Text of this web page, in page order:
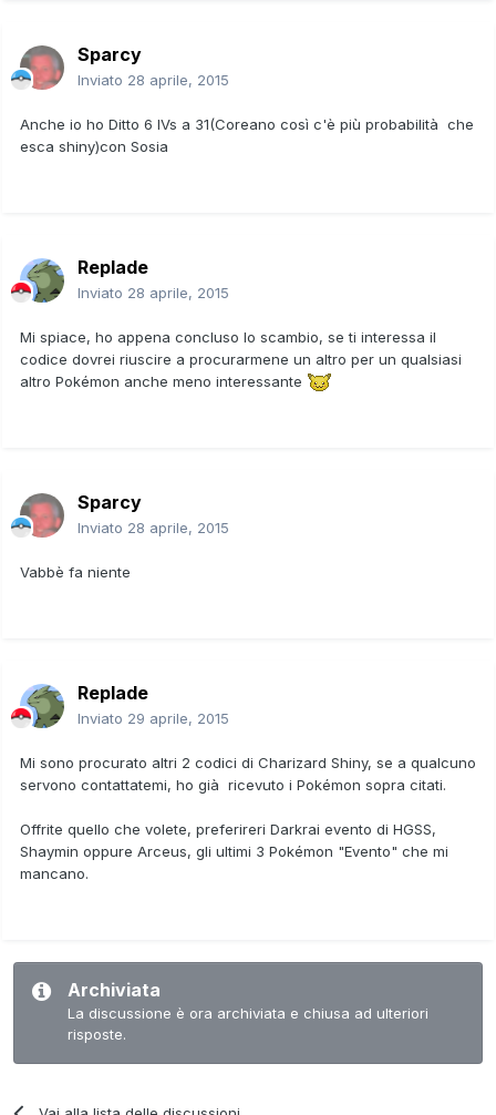
Sparcy
Inviato 28 aprile, 2015
Anche io ho Ditto 6 IVs a 31(Coreano così c'è più probabilità che
esca shiny)con Sosia
Replade
Inviato 28 aprile, 2015
Mi spiace, ho appena concluso lo scambio, se ti interessa il
codice dovrei riuscire a procurarmene un altro per un qualsiasi
altro Pokémon anche meno interessante
Sparcy
Inviato 28 aprile, 2015
Vabbè fa niente
Replade
Inviato 29 aprile, 2015
Mi sono procurato altri 2 codici di Charizard Shiny, se a qualcuno
servono contattatemi, ho già ricevuto i Pokémon sopra citati.
Offrite quello che volete, preferireri Darkrai evento di HGSS,
Shaymin oppure Arceus, gli ultimi 3 Pokémon "Evento" che mi
mancano.
Archiviata
La discussione è ora archiviata e chiusa ad ulteriori
risposte.